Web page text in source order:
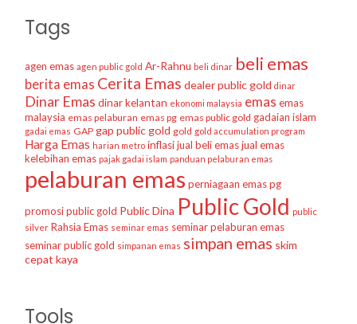
Tags
agen emas agen public gold Ar-Rahnu beli dinar beli emas
berita emas Cerita Emas dealer public gold dinar
Dinar Emas dinar kelantan ekonomi malaysia emas emas
malaysia emas pelaburan emas pg emas public gold gadaian islam
gadai emas GAP gap public gold gold gold accumulation program
Harga Emas harian metro inflasijual beli emasjual emas
kelebihan emas pajak gadai islam panduan pelaburan emas
pelaburan emas perniagaan emaspg
promosi public gold Public Dina Public Gold public
silver Rahsia Emas seminar emas seminar pelaburan emas
seminar public gold simpanan emas simpan emas skim
cepat kaya
Tools